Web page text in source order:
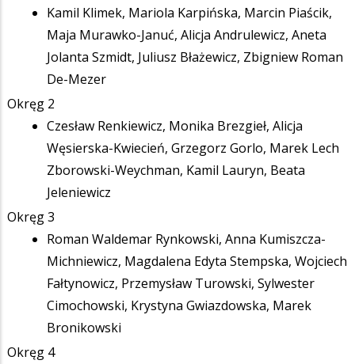
Kamil Klimek, Mariola Karpińska, Marcin Piaścik,
Maja Murawko-Januć, Alicja Andrulewicz, Aneta
Jolanta Szmidt, Juliusz Błażewicz, Zbigniew Roman
De-Mezer
Okręg 2
Czesław Renkiewicz, Monika Brezgieł, Alicja
Węsierska-Kwiecień, Grzegorz Gorlo, Marek Lech
Zborowski-Weychman, Kamil Lauryn, Beata
Jeleniewicz
Okręg 3
Roman Waldemar Rynkowski, Anna Kumiszcza-
Michniewicz, Magdalena Edyta Stempska, Wojciech
Fałtynowicz, Przemysław Turowski, Sylwester
Cimochowski, Krystyna Gwiazdowska, Marek
Bronikowski
Okręg 4